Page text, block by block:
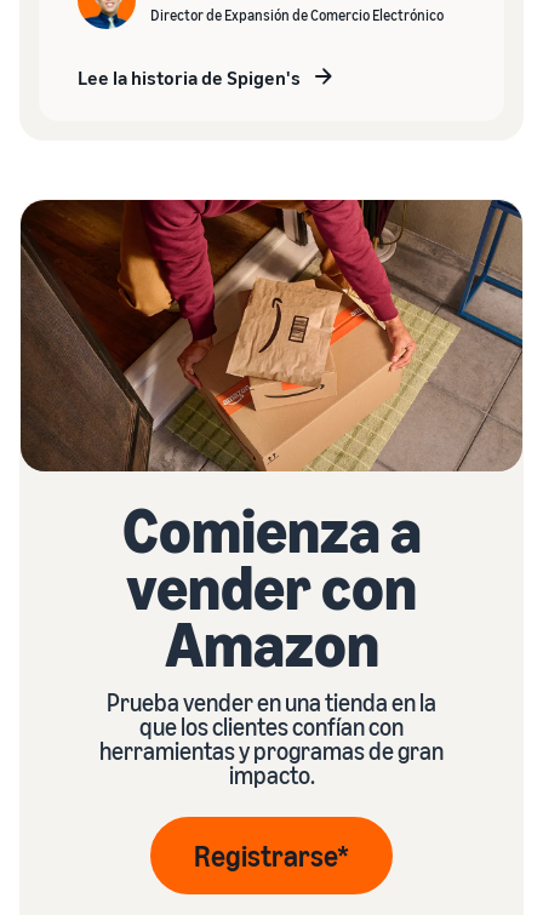
Director de Expansión de Comercio Electrónico
Lee la historia de Spigen's
Comienza a
vender con
Amazon
Prueba vender en una tienda en la
que los clientes confían con
herramientas y programas de gran
impacto.
Registrarse*